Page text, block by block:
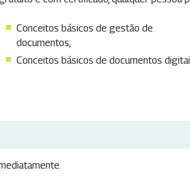
Conceitos básicos de gestão de
documentos;
Conceitos básicos de documentos